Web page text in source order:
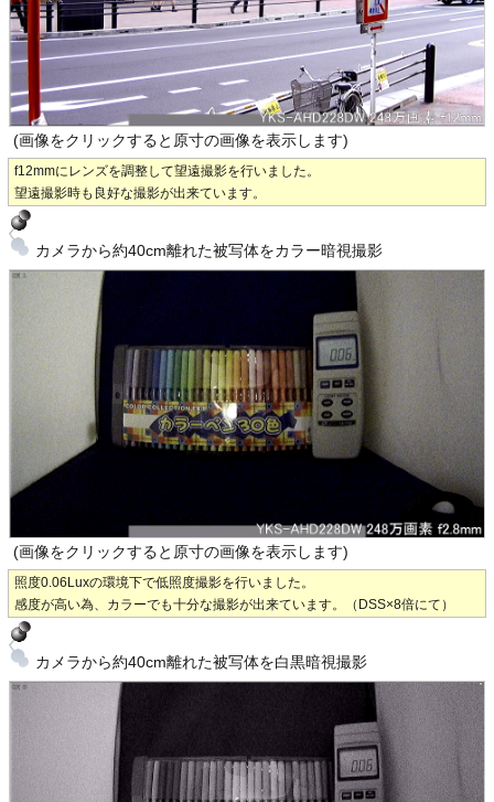
(画像をクリックすると原寸の画像を表示します)
f12mmにレンズを調整して望遠撮影を行いました。
望遠撮影時も良好な撮影が出来ています。
カメラから約40cm離れた被写体をカラー暗視撮影
(画像をクリックすると原寸の画像を表示します)
照度0.06Luxの環境下で低照度撮影を行いました。
感度が高い為、カラーでも十分な撮影が出来ています。（DSS×8倍にて）
カメラから約40cm離れた被写体を白黒暗視撮影